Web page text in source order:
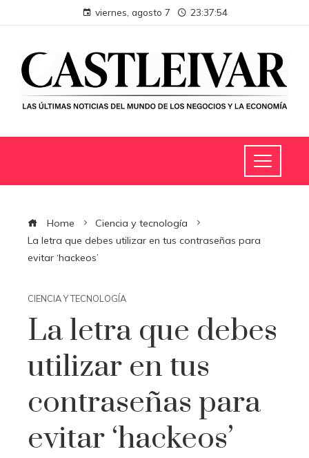
viernes, agosto 7 23:37:55
Home
Ciencia y tecnología
La letra que debes utilizar en tus contraseñas para
evitar ‘hackeos’
CIENCIA Y TECNOLOGÍA
La letra que debes
utilizar en tus
contraseñas para
evitar ‘hackeos’